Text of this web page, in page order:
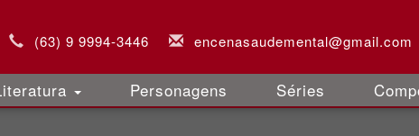
(63) 9 9994-3446 encenasaudemental@gmail.com
Personagens Séries